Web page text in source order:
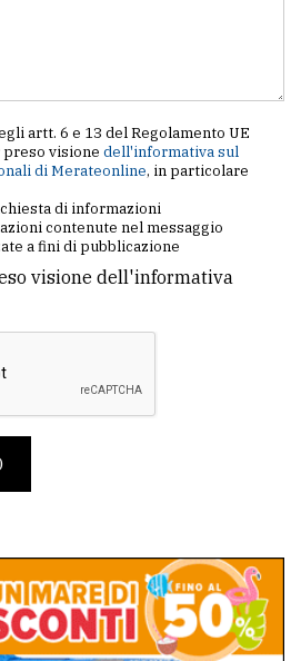
artt. 6 e 13 del Regolamento UE
visione dell'informativa sul
di Merateonline, in particolare
di informazioni
contenute nel messaggio
a fini di pubblicazione
visione dell'informativa